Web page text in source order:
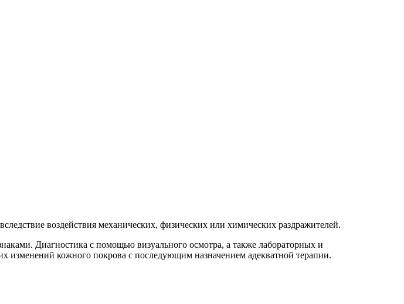
воздействия механических, физических или химических раздражителей.
Диагностика с помощью визуального осмотра, а также лабораторных и
изменений кожного покрова с последующим назначением адекватной терапии.